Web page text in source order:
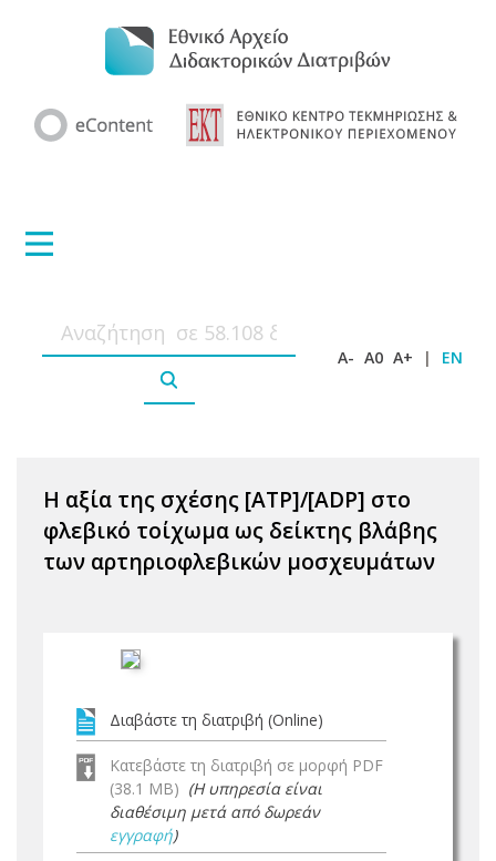
A- A0 A+ | EN
Η αξία της σχέσης [ATP]/[ADP] στο
φλεβικό τοίχωμα ως δείκτης βλάβης
των αρτηριοφλεβικών μοσχευμάτων
Διαβάστε τη διατριβή (Online)
Κατεβάστε τη διατριβή σε μορφή PDF
(38.1 MB) (Η υπηρεσία είναι
διαθέσιμη μετά από δωρεάν
εγγραφή)